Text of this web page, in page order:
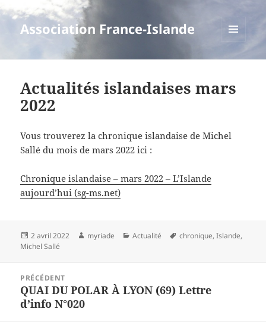
Association France-Islande
Actualités islandaises mars
2022
Vous trouverez la chronique islandaise de Michel
Sallé du mois de mars 2022 ici :
Chronique islandaise – mars 2022 – L’Islande
aujourd’hui (sg-ms.net)
Publié
le
2 avril 2022 Auteur
myriade Catégories
Actualité
Mots-
chronique,Islande,
Michel Sallé
l’article
PRÉCÉDENT
Article
précédent :
QUAI DU POLAR À LYON (69) Lettre
d’info N°020